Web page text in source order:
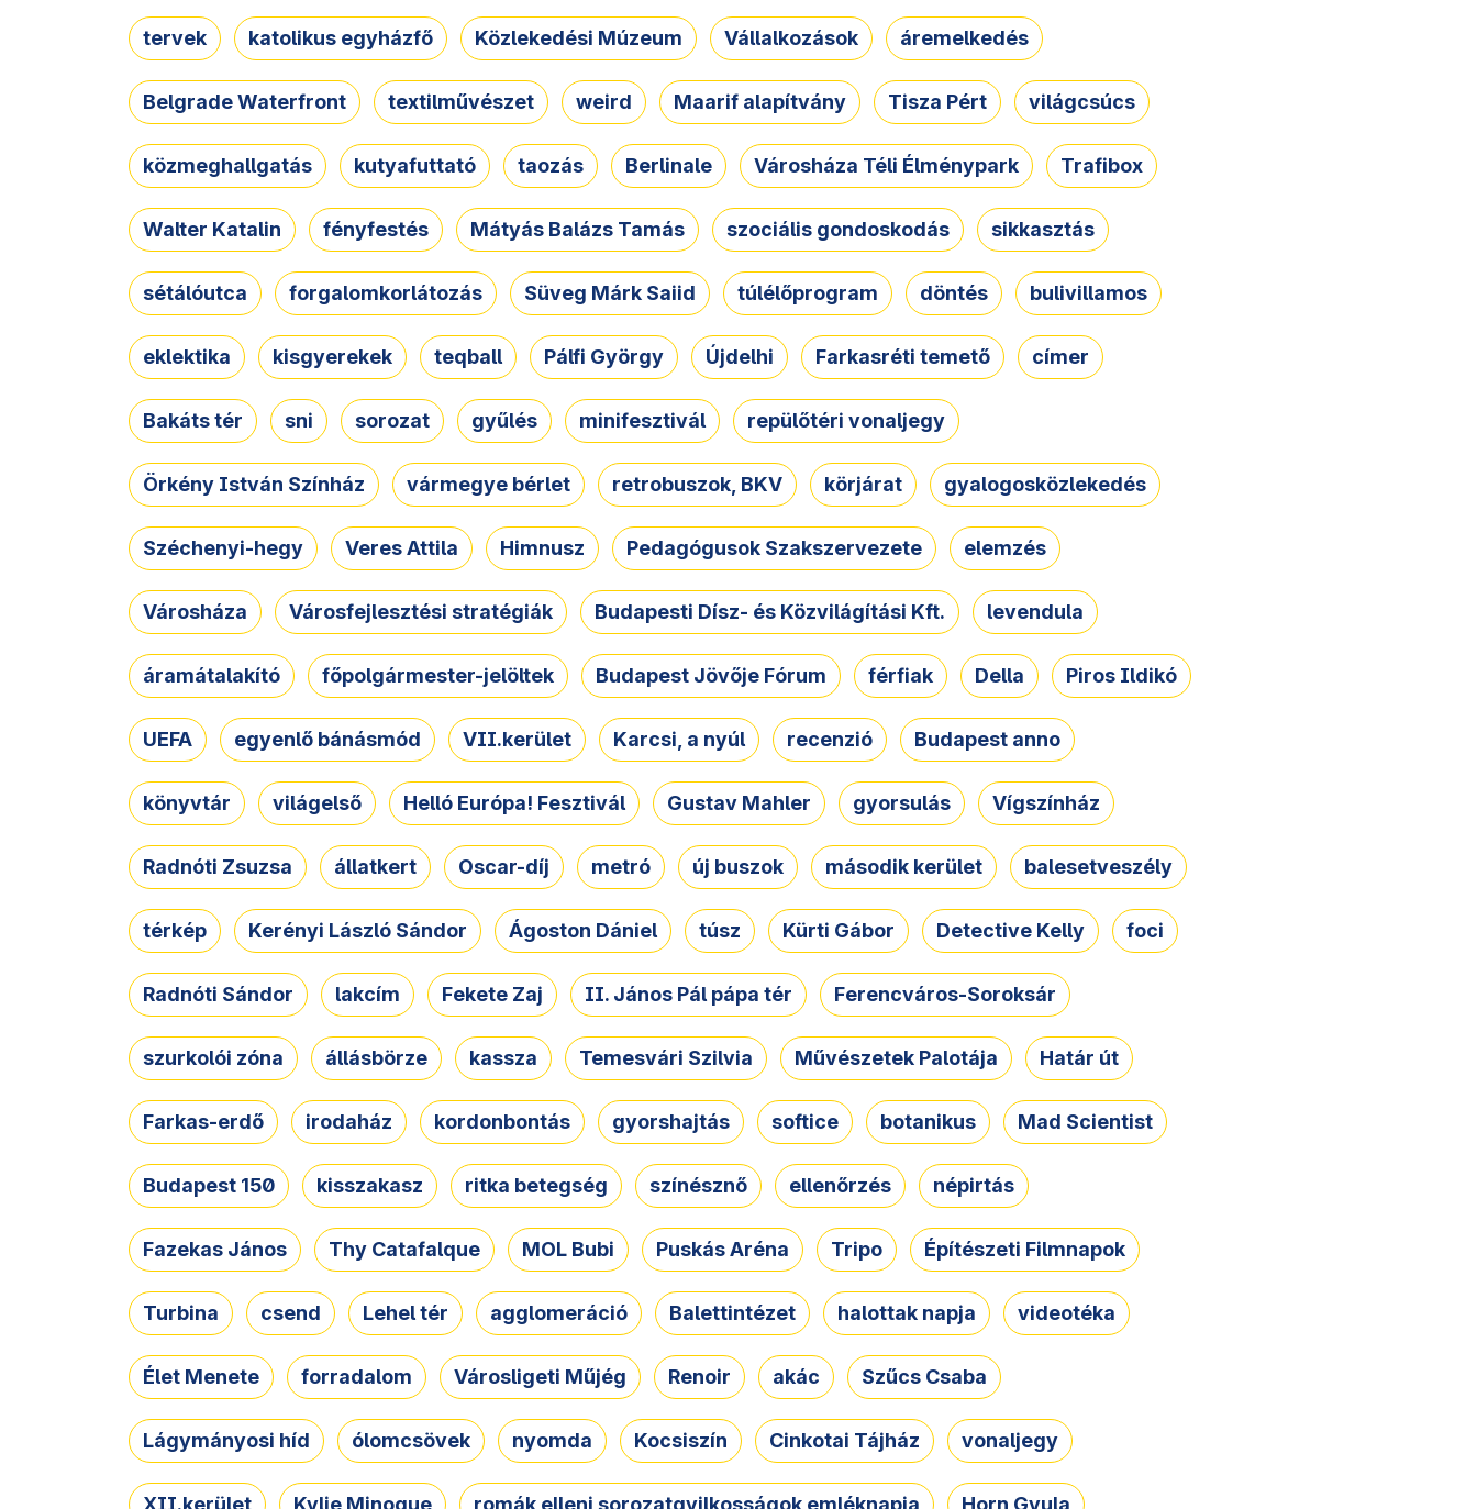
tervek katolikus egyházfő Közlekedési Múzeum Vállalkozások áremelkedés
Belgrade Waterfront textilművészet weird Maarif alapítvány Tisza Pért világcsúcs
közmeghallgatás kutyafuttató taozás Berlinale Városháza Téli Élménypark Trafibox
Walter Katalin fényfestés Mátyás Balázs Tamás szociális gondoskodás sikkasztás
sétálóutca forgalomkorlátozás Süveg Márk Saiid túlélőprogram döntés bulivillamos
eklektika kisgyerekek teqball Pálfi György Újdelhi Farkasréti temető címer
Bakáts tér sni sorozat gyűlés minifesztivál repülőtéri vonaljegy
Örkény István Színház vármegye bérlet retrobuszok, BKV körjárat gyalogosközlekedés
Széchenyi-hegy Veres Attila Himnusz Pedagógusok Szakszervezete elemzés
Városháza Városfejlesztési stratégiák Budapesti Dísz- és Közvilágítási Kft. levendula
áramátalakító főpolgármester-jelöltek Budapest Jövője Fórum férfiak Della Piros Ildikó
UEFA egyenlő bánásmód VII.kerület Karcsi, a nyúl recenzió Budapest anno
könyvtár világelső Helló Európa! Fesztivál Gustav Mahler gyorsulás Vígszínház
Radnóti Zsuzsa állatkert Oscar-díj metró új buszok második kerület balesetveszély
térkép Kerényi László Sándor Ágoston Dániel túsz Kürti Gábor Detective Kelly foci
Radnóti Sándor lakcím Fekete Zaj II. János Pál pápa tér Ferencváros-Soroksár
szurkolói zóna állásbörze kassza Temesvári Szilvia Művészetek Palotája Határ út
Farkas-erdő irodaház kordonbontás gyorshajtás softice botanikus Mad Scientist
Budapest 150 kisszakasz ritka betegség színésznő ellenőrzés népirtás
Fazekas János Thy Catafalque MOL Bubi Puskás Aréna Tripo Építészeti Filmnapok
Turbina csend Lehel tér agglomeráció Balettintézet halottak napja videotéka
Élet Menete forradalom Városligeti Műjég Renoir akác Szűcs Csaba
Lágymányosi híd ólomcsövek nyomda Kocsiszín Cinkotai Tájház vonaljegy
XII.kerület Kylie Minogue romák elleni sorozatgyilkosságok emléknapja Horn Gyula